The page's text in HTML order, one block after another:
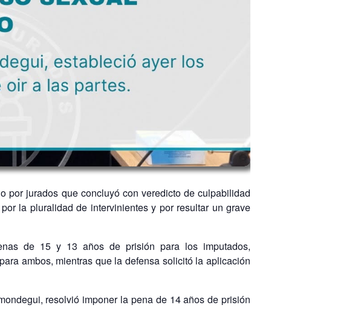
por jurados que concluyó con veredicto de culpabilidad
la pluralidad de intervinientes y por resultar un grave
de 15 y 13 años de prisión para los imputados,
ambos, mientras que la defensa solicitó la aplicación
resolvió imponer la pena de 14 años de prisión